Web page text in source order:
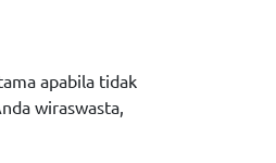
apabila tidak
wiraswasta,